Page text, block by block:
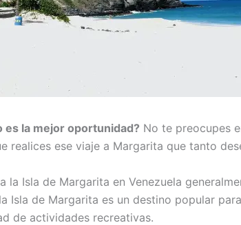
es la mejor oportunidad? No te preocupes
realices ese viaje a Margarita que tanto
Isla de Margarita en Venezuela
Isla de Margarita es un destino popular
de actividades recreativas.